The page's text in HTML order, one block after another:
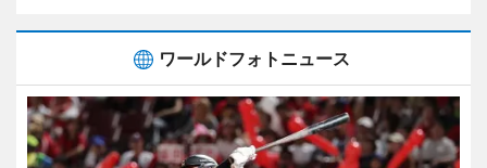
ワールドフォトニュース